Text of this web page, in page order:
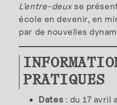
L’entre-deuxse
école en devenir, en
par de nouvelles
PRATIQUES
Dates : du 17 avril